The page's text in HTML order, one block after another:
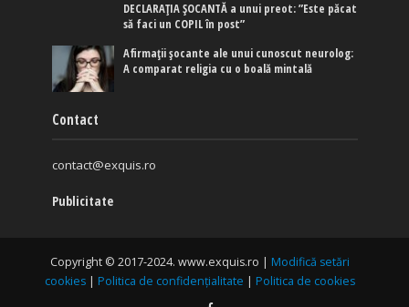
DECLARAȚIA ȘOCANTĂ a unui preot: ”Este păcat
să faci un COPIL în post”
Afirmaţii şocante ale unui cunoscut neurolog:
A comparat religia cu o boală mintală
Contact
contact@exquis.ro
Publicitate
Copyright © 2017-2024. www.exquis.ro | Modifică setări
cookies
Politica de confidențialitate Politica de cookies